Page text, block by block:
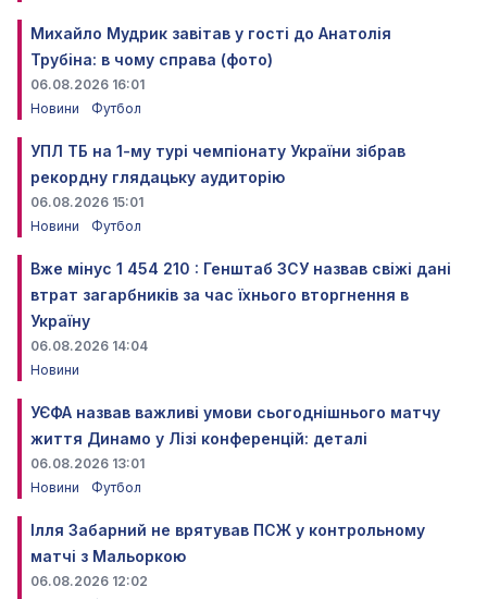
Михайло Мудрик завітав у гості до Анатолія
Трубіна: в чому справа (фото)
06.08.2026 16:01
Новини
Футбол
УПЛ ТБ на 1-му турі чемпіонату України зібрав
рекордну глядацьку аудиторію
06.08.2026 15:01
Новини
Футбол
Вже мінус 1 454 210 : Генштаб ЗСУ назвав свіжі дані
втрат загарбників за час їхнього вторгнення в
Україну
06.08.2026 14:04
Новини
УЄФА назвав важливі умови сьогоднішнього матчу
життя Динамо у Лізі конференцій: деталі
06.08.2026 13:01
Новини
Футбол
Ілля Забарний не врятував ПСЖ у контрольному
матчі з Мальоркою
06.08.2026 12:02